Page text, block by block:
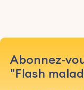
Abonnez-
"Flash